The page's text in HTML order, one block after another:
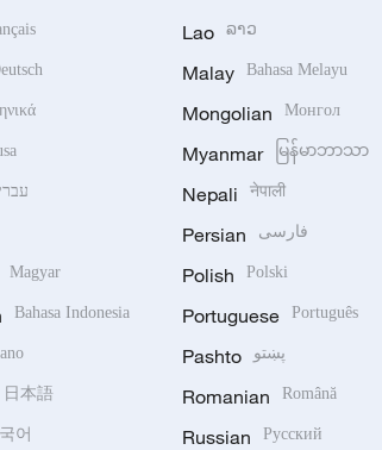
Magyar
Bahasa Indonesia
日本語
어
Lao ລາວ
Malay Bahasa Melayu
Mongolian Монгол
Myanmar မြန်မာဘာသာ
Nepali नेपाली
Persian فارسی
Polish Polski
Portuguese Português
Pashto پښتو
Romanian Română
Russian Русский